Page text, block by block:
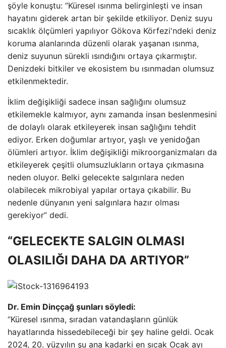
şöyle konuştu: “Küresel ısınma belirginleşti ve insan
hayatını giderek artan bir şekilde etkiliyor. Deniz suyu
sıcaklık ölçümleri yapılıyor Gökova Körfezi'ndeki deniz
koruma alanlarında düzenli olarak yaşanan ısınma,
deniz suyunun sürekli ısındığını ortaya çıkarmıştır.
Denizdeki bitkiler ve ekosistem bu ısınmadan olumsuz
etkilenmektedir.
İklim değişikliği sadece insan sağlığını olumsuz
etkilemekle kalmıyor, aynı zamanda insan beslenmesini
de dolaylı olarak etkileyerek insan sağlığını tehdit
ediyor. Erken doğumlar artıyor, yaşlı ve yenidoğan
ölümleri artıyor. İklim değişikliği mikroorganizmaları da
etkileyerek çeşitli olumsuzlukların ortaya çıkmasına
neden oluyor. Belki gelecekte salgınlara neden
olabilecek mikrobiyal yapılar ortaya çıkabilir. Bu
nedenle dünyanın yeni salgınlara hazır olması
gerekiyor” dedi.
“GELECEKTE SALGIN OLMASI
OLASILIĞI DAHA DA ARTIYOR”
Dr. Emin Dinççağ şunları söyledi:
“Küresel ısınma, sıradan vatandaşların günlük
hayatlarında hissedebileceği bir şey haline geldi. Ocak
2024, 20. yüzyılın şu ana kadarki en sıcak Ocak ayı